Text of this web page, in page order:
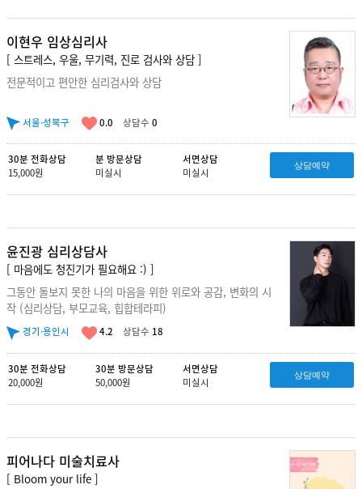
이현우 임상심리사
[ 스트레스, 우울, 무기력, 진로 검사와 상담 ]
전문적이고 편안한 심리검사와 상담
서울·성북구 0.0 상담수 0
30분 전화상담
15,000원
분 방문상담
미실시
서면상담
미실시
상담예약
윤진광 심리상담사
[ 마음에도 청진기가 필요해요 :) ]
그동안 돌보지 못한 나의 마음을 위한 위로와 공감, 변화의 시
작 (심리상담, 부모교육, 힙합테라피)
경기·용인시 4.2 상담수 18
30분 전화상담
20,000원
30분 방문상담
50,000원
서면상담
미실시
상담예약
피어나다 미술치료사
[ Bloom your life ]